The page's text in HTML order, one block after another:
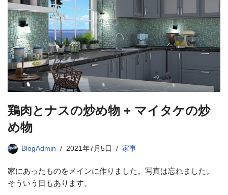
鶏肉とナスの炒め物 + マイタケの炒
め物
BlogAdmin 2021年7月5日 家事
家にあったものをメインに作りました。写真は忘れました。
そういう日もあります。